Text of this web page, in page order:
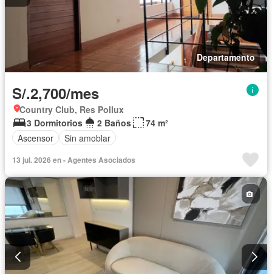
Departamento
S/.2,700/mes
Country Club, Res Pollux
3 Dormitorios
2 Baños
74 m²
Ascensor
Sin amoblar
13 jul. 2026 en - Agentes Asociados